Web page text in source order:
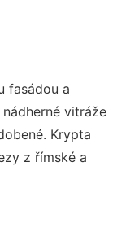
fasádou a
vitráže
Krypta
z římské a